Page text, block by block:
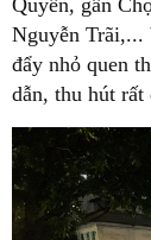
Quyền, gần
Nguyễn Trãi,...
đẩy nhỏ quen
dẫn, thu hút rất